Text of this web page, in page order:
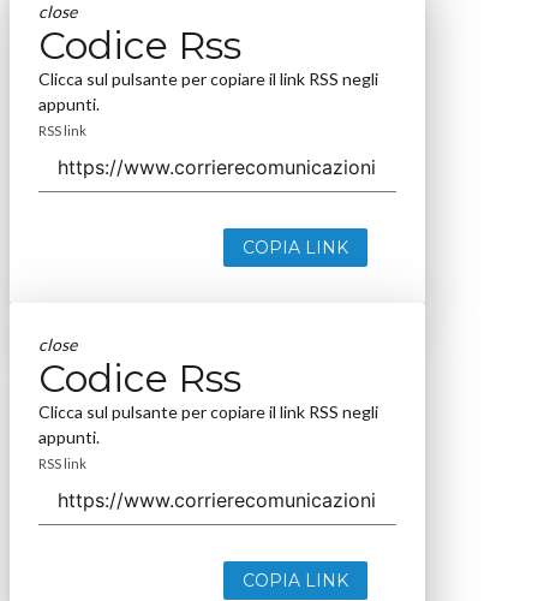
close
Codice Rss
Clicca sul pulsante per copiare il link RSS negli
appunti.
RSS link
COPIA LINK
close
Codice Rss
Clicca sul pulsante per copiare il link RSS negli
appunti.
RSS link
COPIA LINK